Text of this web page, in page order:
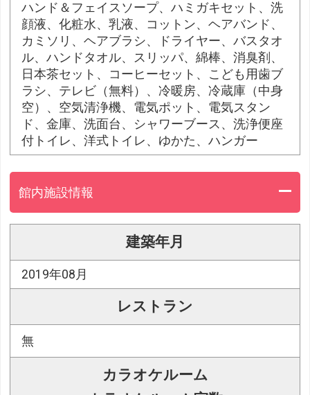
ハンド＆フェイスソープ、ハミガキセット、洗
顔液、化粧水、乳液、コットン、ヘアバンド、
カミソリ、ヘアブラシ、ドライヤー、バスタオ
ル、ハンドタオル、スリッパ、綿棒、消臭剤、
日本茶セット、コーヒーセット、こども用歯ブ
ラシ、テレビ（無料）、冷暖房、冷蔵庫（中身
空）、空気清浄機、電気ポット、電気スタン
ド、金庫、洗面台、シャワーブース、洗浄便座
付トイレ、洋式トイレ、ゆかた、ハンガー
館内施設情報
建築年月
2019年08月
レストラン
無
カラオケルーム